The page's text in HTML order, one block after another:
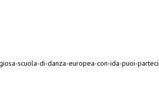
scuola-di-danza-europea-con-ida-puoi-